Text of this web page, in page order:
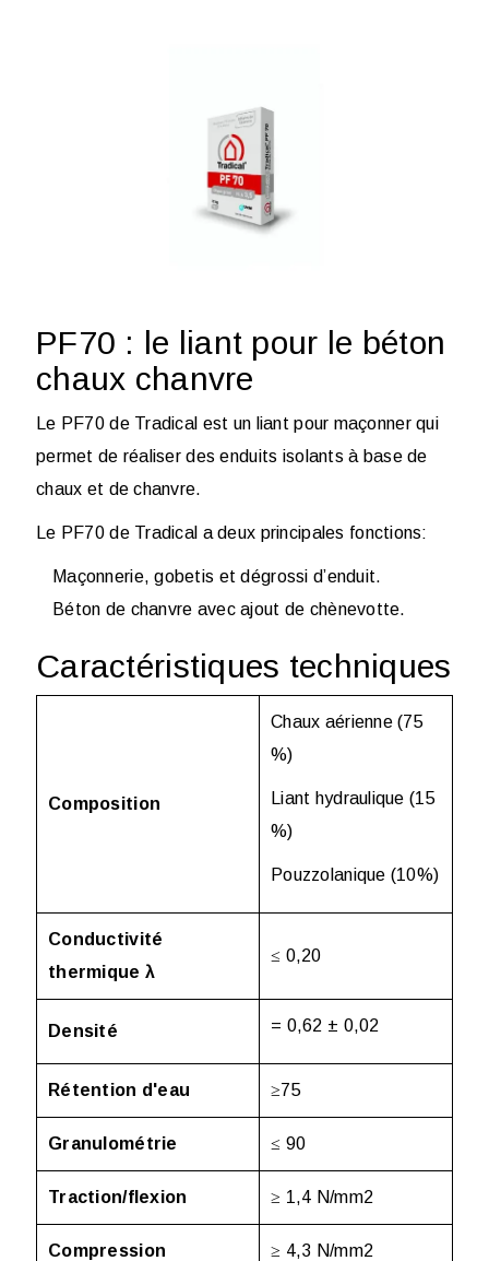
PF70 : le liant pour le béton
chaux chanvre
Le PF70de Tradical est un liant pour maçonner qui
permet de réaliser des enduits isolants à base de
chaux et de chanvre.
Le PF70 de Tradical a deux principales fonctions:
Maçonnerie, gobetis et dégrossi d’enduit.
Béton de chanvre avec ajout de chènevotte.
Caractéristiques techniques
Composition
Chaux aérienne (75
%)
Liant hydraulique (15
%)
Pouzzolanique (10%)
Conductivité
thermique λ
≤ 0,20
Densité = 0,62 ± 0,02
Rétention d'eau ≥75
Granulométrie ≤ 90
Traction/flexion ≥ 1,4 N/mm2
Compression ≥ 4,3 N/mm2